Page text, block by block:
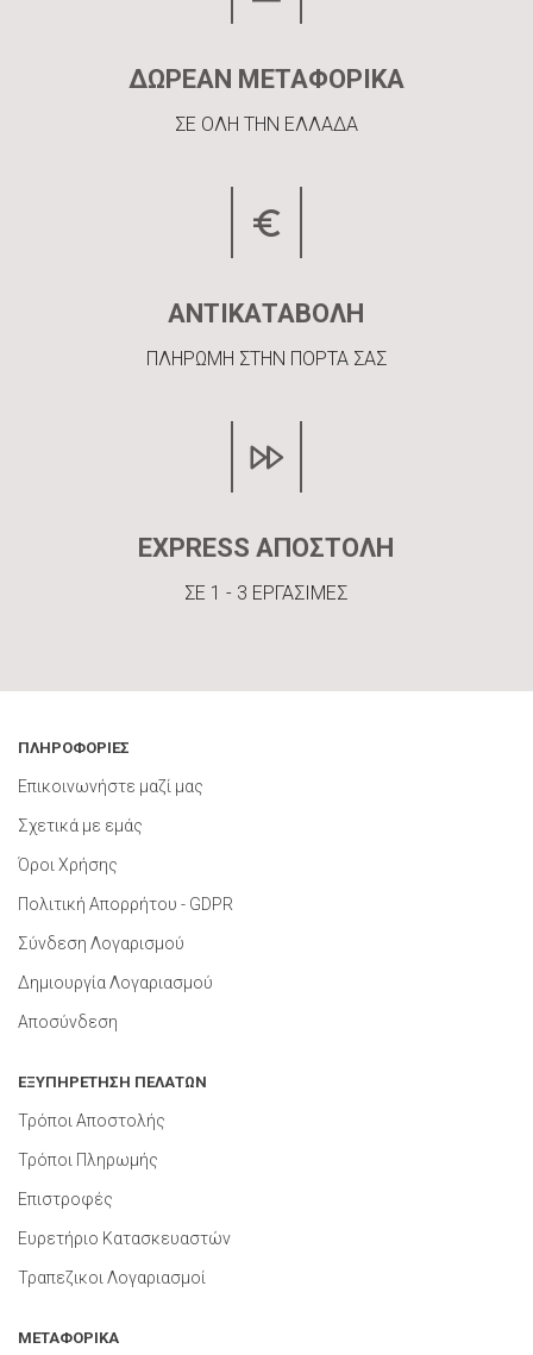
ΔΩΡΕΑΝ ΜΕΤΑΦΟΡΙΚΑ
ΣΕ ΟΛΗ ΤΗΝ ΕΛΛΑΔΑ
ΑΝΤΙΚΑΤΑΒΟΛΗ
ΠΛΗΡΩΜΗ ΣΤΗΝ ΠΟΡΤΑ ΣΑΣ
EXPRESS ΑΠΟΣΤΟΛΗ
ΣΕ 1 - 3 ΕΡΓΑΣΙΜΕΣ
ΠΛΗΡΟΦΟΡΙΕΣ
Επικοινωνήστε μαζί μας
Σχετικά με εμάς
Όροι Χρήσης
Πολιτική Απορρήτου - GDPR
Σύνδεση Λογαρισμού
Δημιουργία Λογαριασμού
Αποσύνδεση
ΕΞΥΠΗΡΕΤΗΣΗ ΠΕΛΑΤΩΝ
Τρόποι Αποστολής
Τρόποι Πληρωμής
Επιστροφές
Ευρετήριο Κατασκευαστών
Τραπεζικοι Λογαριασμοί
ΜΕΤΑΦΟΡΙΚΑ